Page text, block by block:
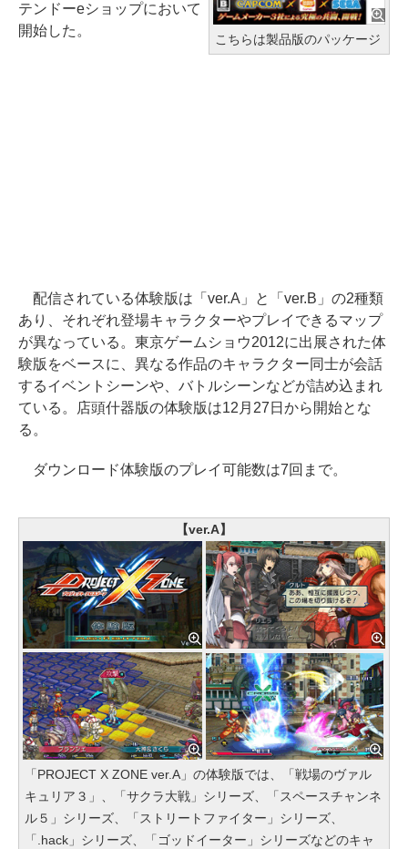
こちらは製品版のパッケージ
テンドーeショップにおいて
開始した。
配信されている体験版は「ver.A」と「ver.B」の2種類
あり、それぞれ登場キャラクターやプレイできるマップ
が異なっている。東京ゲームショウ2012に出展された体
験版をベースに、異なる作品のキャラクター同士が会話
するイベントシーンや、バトルシーンなどが詰め込まれ
ている。店頭什器版の体験版は12月27日から開始とな
る。
ダウンロード体験版のプレイ可能数は7回まで。
【ver.A】
「PROJECT X ZONE ver.A」の体験版では、「戦場のヴァル
キュリア３」、「サクラ大戦」シリーズ、「スペースチャンネ
ル５」シリーズ、「ストリートファイター」シリーズ、
「.hack」シリーズ、「ゴッドイーター」シリーズなどのキャ